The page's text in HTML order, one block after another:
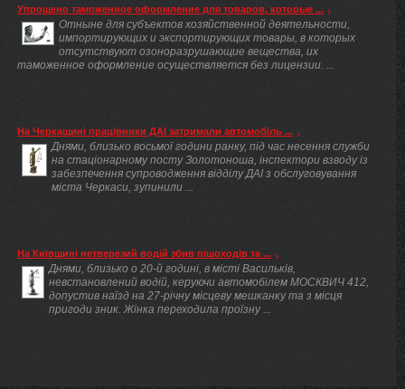
Упрощено таможенное оформление для товаров, которые ...
Отныне для субъектов хозяйственной деятельности,
импортирующих и экспортирующих товары, в которых
отсутствуют озоноразрушающие вещества, их
таможенное оформление осуществляется без лицензии. ...
На Черкащині працівники ДАІ затримали автомобіль ...
Днями, близько восьмої години ранку, під час несення служби
на стаціонарному посту Золотоноша, інспектори взводу із
забезпечення супроводження відділу ДАІ з обслуговування
міста Черкаси, зупинили ...
На Київщині нетверезий водій збив пішоходів та ...
Днями, близько о 20-й годині, в місті Васильків,
невстановлений водій, керуючи автомобілем МОСКВИЧ 412,
допустив наїзд на 27-річну місцеву мешканку та з місця
пригоди зник. Жінка переходила проїзну ...